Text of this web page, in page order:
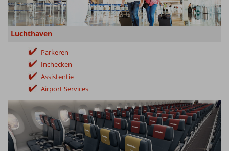
Luchthaven
Parkeren
Inchecken
Assistentie
Airport Services